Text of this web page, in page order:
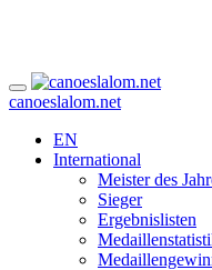
canoeslalom.net
EN
International
Meister des
Sieger
Ergebnislisten